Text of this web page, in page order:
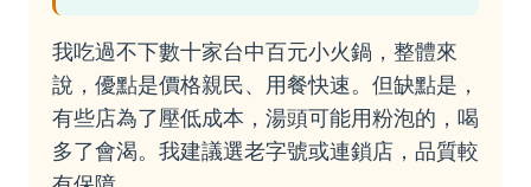
我吃過不下數十家台中百元小火鍋，整體來
說，優點是價格親民、用餐快速。但缺點是，
有些店為了壓低成本，湯頭可能用粉泡的，喝
多了會渴。我建議選老字號或連鎖店，品質較